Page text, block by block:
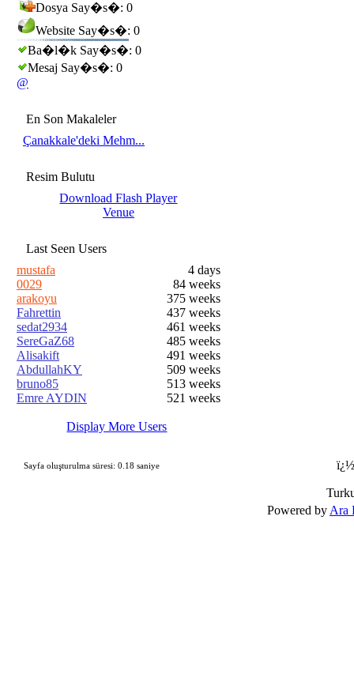
Dosya Say�s�: 0
Website Say�s�: 0
Ba�l�k Say�s�: 0
Mesaj Say�s�: 0
@
En Son Makaleler
Çanakkale'deki Mehm...
Resim Bulutu
Download Flash Player
Venue
Last Seen Users
mustafa
4 days
0029
84 weeks
arakoyu
375 weeks
Fahrettin
437 weeks
sedat2934
461 weeks
SereGaZ68
485 weeks
Alisakift
491 weeks
AbdullahKY
509 weeks
bruno85
513 weeks
Emre AYDIN
521 weeks
Display More Users
Sayfa oluşturulma süresi: 0.18 saniye
Powered by